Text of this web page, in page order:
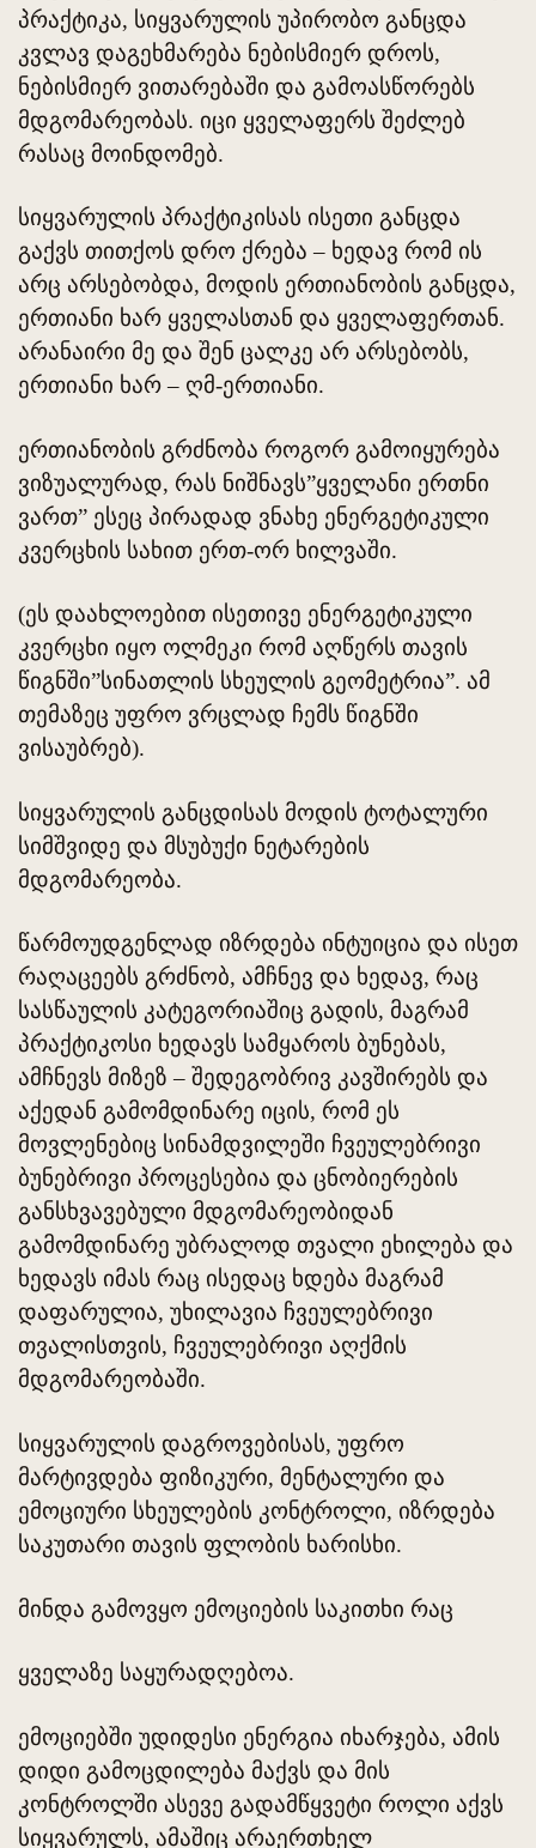
პრაქტიკა, სიყვარულის უპირობო განცდა
კვლავ დაგეხმარება ნებისმიერ დროს,
ნებისმიერ ვითარებაში და გამოასწორებს
მდგომარეობას. იცი ყველაფერს შეძლებ
რასაც მოინდომებ.
სიყვარულის პრაქტიკისას ისეთი განცდა
გაქვს თითქოს დრო ქრება – ხედავ რომ ის
არც არსებობდა, მოდის ერთიანობის განცდა,
ერთიანი ხარ ყველასთან და ყველაფერთან.
არანაირი მე და შენ ცალკე არ არსებობს,
ერთიანი ხარ – ღმ-ერთიანი.
ერთიანობის გრძნობა როგორ გამოიყურება
ვიზუალურად, რას ნიშნავს”ყველანი ერთნი
ვართ” ესეც პირადად ვნახე ენერგეტიკული
კვერცხის სახით ერთ-ორ ხილვაში.
(ეს დაახლოებით ისეთივე ენერგეტიკული
კვერცხი იყო ოლმეკი რომ აღწერს თავის
წიგნში”სინათლის სხეულის გეომეტრია”. ამ
თემაზეც უფრო ვრცლად ჩემს წიგნში
ვისაუბრებ).
სიყვარულის განცდისას მოდის ტოტალური
სიმშვიდე და მსუბუქი ნეტარების
მდგომარეობა.
წარმოუდგენლად იზრდება ინტუიცია და ისეთ
რაღაცეებს გრძნობ, ამჩნევ და ხედავ, რაც
სასწაულის კატეგორიაშიც გადის, მაგრამ
პრაქტიკოსი ხედავს სამყაროს ბუნებას,
ამჩნევს მიზეზ – შედეგობრივ კავშირებს და
აქედან გამომდინარე იცის, რომ ეს
მოვლენებიც სინამდვილეში ჩვეულებრივი
ბუნებრივი პროცესებია და ცნობიერების
განსხვავებული მდგომარეობიდან
გამომდინარე უბრალოდ თვალი ეხილება და
ხედავს იმას რაც ისედაც ხდება მაგრამ
დაფარულია, უხილავია ჩვეულებრივი
თვალისთვის, ჩვეულებრივი აღქმის
მდგომარეობაში.
სიყვარულის დაგროვებისას, უფრო
მარტივდება ფიზიკური, მენტალური და
ემოციური სხეულების კონტროლი, იზრდება
საკუთარი თავის ფლობის ხარისხი.
მინდა გამოვყო ემოციების საკითხი რაც
ყველაზე საყურადღებოა.
ემოციებში უდიდესი ენერგია იხარჯება, ამის
დიდი გამოცდილება მაქვს და მის
კონტროლში ასევე გადამწყვეტი როლი აქვს
სიყვარულს, ამაშიც არაერთხელ